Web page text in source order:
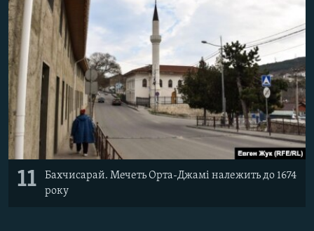
11
Бахчисарай. Мечеть Орта-Джамі належить до 1674
року